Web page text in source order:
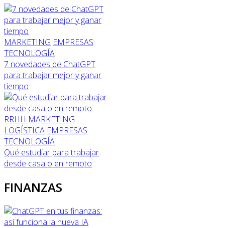
MARKETING EMPRESAS
TECNOLOGÍA
7 novedades de ChatGPT
para trabajar mejor y ganar
tiempo
RRHH MARKETING
LOGÍSTICA EMPRESAS
TECNOLOGÍA
Qué estudiar para trabajar
desde casa o en remoto
FINANZAS